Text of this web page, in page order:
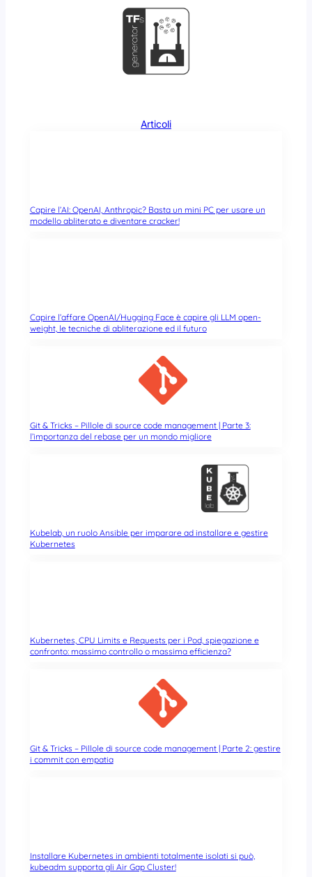
Articoli
Capire l’AI: OpenAI, Anthropic? Basta un mini PC per usare un
modello abliterato e diventare cracker!
Capire l’affare OpenAI/Hugging Face è capire gli LLM open-
weight, le tecniche di abliterazione ed il futuro
Git & Tricks – Pillole di source code management | Parte 3:
l’importanza del rebase per un mondo migliore
Kubelab, un ruolo Ansible per imparare ad installare e gestire
Kubernetes
Kubernetes, CPU Limits e Requests per i Pod, spiegazione e
confronto: massimo controllo o massima efficienza?
Git & Tricks – Pillole di source code management | Parte 2: gestire
i commit con empatia
Installare Kubernetes in ambienti totalmente isolati si può,
kubeadm supporta gli Air Gap Cluster!